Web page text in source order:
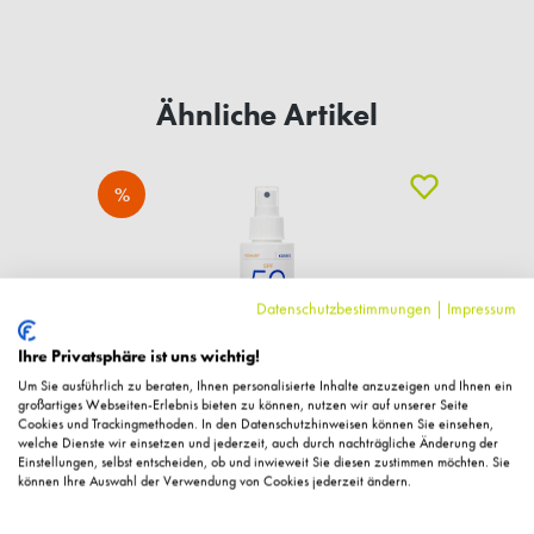
Ähnliche Artikel
%
YOGHURT Sonnenspray Emulsion Gesicht u
Datenschutzbestimmungen | Impressum
Ihre Privatsphäre ist uns wichtig!
Um Sie ausführlich zu beraten, Ihnen personalisierte Inhalte anzuzeigen und Ihnen ein
großartiges Webseiten-Erlebnis bieten zu können, nutzen wir auf unserer Seite
Cookies und Trackingmethoden. In den Datenschutzhinweisen können Sie einsehen,
welche Dienste wir einsetzen und jederzeit, auch durch nachträgliche Änderung der
Einstellungen, selbst entscheiden, ob und inwieweit Sie diesen zustimmen möchten. Sie
können Ihre Auswahl der Verwendung von Cookies jederzeit ändern.